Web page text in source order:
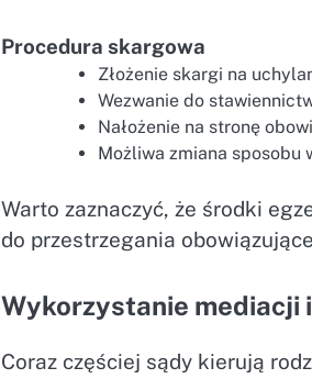
Procedura skargowa
Złożenie skargi na
Wezwanie do
Nałożenie na stronę
Możliwa zmiana sposobu
Warto zaznaczyć, że środki
do przestrzegania
Wykorzystanie
Coraz częściej sądy kierują